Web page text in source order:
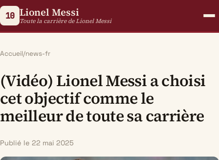
10 Lionel Messi
Toute la carrière de Lionel Messi
Accueil/news-fr
(Vidéo) Lionel Messi a choisi
cet objectif comme le
meilleur de toute sa carrière
Publié le 22 mai 2025